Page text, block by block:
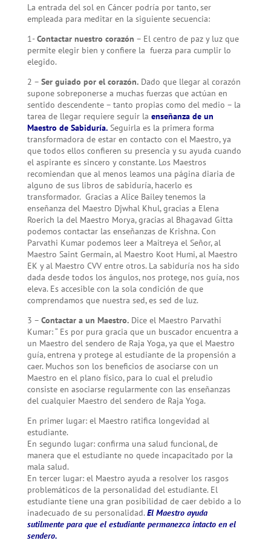
La entrada del sol en Cáncer podría por tanto, ser
empleada para meditar en la siguiente secuencia:
1-Contactar nuestro corazón – El centro de paz y luz que
permite elegir bien y confiere la fuerza para cumplir lo
elegido.
2 – Ser guiado por el corazón.Dado que llegar al corazón
supone sobreponerse a muchas fuerzas que actúan en
sentido descendente – tanto propias como del medio – la
tarea de llegar requiere seguir la enseñanza de un
Maestro de Sabiduría.Seguirla es la primera forma
transformadora de estar en contacto con el Maestro, ya
que todos ellos confieren su presencia y su ayuda cuando
el aspirante es sincero y constante. Los Maestros
recomiendan que al menos leamos una página diaria de
alguno de sus libros de sabiduría, hacerlo es
transformador. Gracias a Alice Bailey tenemos la
enseñanza del Maestro Djwhal Khul, gracias a Elena
Roerich la del Maestro Morya, gracias al Bhagavad Gitta
podemos contactar las enseñanzas de Krishna. Con
Parvathi Kumar podemos leer a Maitreya el Señor, al
Maestro Saint Germain, al Maestro Koot Humi, al Maestro
EK y al Maestro CVV entre otros. La sabiduría nos ha sido
dada desde todos los ángulos, nos protege, nos guía, nos
eleva. Es accesible con la sola condición de que
comprendamos que nuestra sed, es sed de luz.
3 – Contactar a un Maestro.Dice el Maestro Parvathi
Kumar: “ Es por pura gracia que un buscador encuentra a
un Maestro del sendero de Raja Yoga, ya que el Maestro
guía, entrena y protege al estudiante de la propensión a
caer. Muchos son los beneficios de asociarse con un
Maestro en el plano físico, para lo cual el preludio
consiste en asociarse regularmente con las enseñanzas
del cualquier Maestro del sendero de Raja Yoga.
En primer lugar: el Maestro ratifica longevidad al
estudiante.
En segundo lugar: confirma una salud funcional, de
manera que el estudiante no quede incapacitado por la
mala salud.
En tercer lugar: el Maestro ayuda a resolver los rasgos
problemáticos de la personalidad del estudiante. El
estudiante tiene una gran posibilidad de caer debido a lo
inadecuado de su personalidad. El Maestro ayuda
sutilmente para que el estudiante permanezca intacto en el
sendero.